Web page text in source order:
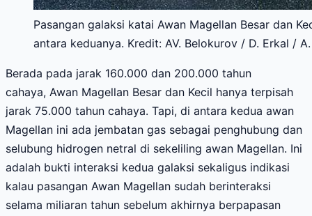
Pasangan galaksi katai Awan Magellan Besar dan
antara keduanya. Kredit: AV. Belokurov / D. Erkal /
Berada pada jarak 160.000 dan 200.000 tahun
cahaya, Awan Magellan Besar dan Kecil hanya terpisah
jarak 75.000 tahun cahaya. Tapi, di antara kedua awan
Magellan ini ada jembatan gas sebagai penghubung dan
selubung hidrogen netral di sekeliling awan Magellan. Ini
adalah bukti interaksi kedua galaksi sekaligus indikasi
kalau pasangan Awan Magellan sudah berinteraksi
selama miliaran tahun sebelum akhirnya berpapasan